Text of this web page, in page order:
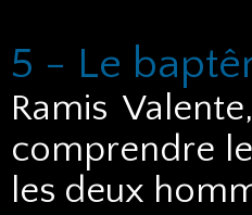
5 - Le
Ramis
comprendre
les deux